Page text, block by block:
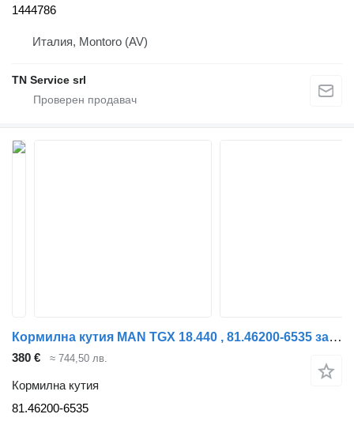
1444786
Италия, Montoro (AV)
TN Service srl
Кормилна кутия MAN TGX 18.440 , 81.46200-6535 за влекач MAN TGX 18.440 , 81.46200-6535
380 € ≈ 744,50 лв.
Кормилна кутия
81.46200-6535